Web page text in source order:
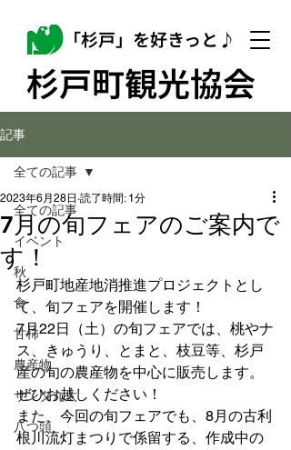
「杉戸」を好きっと♪
杉戸町観光協会
記事
全ての記事
イベント
秋
食
甘柿
農産物
サンタ丸太
八つ頭
全ての記事
7月の旬フェアのご案内で
す！
2023年6月28日 読了時間: 1分
杉戸町地産地消推進プロジェクトとし
て、旬フェアを開催します！
7月22日（土）の旬フェアでは、桃やナ
ス、きゅうり、とまと、枝豆等、杉戸
産の旬の農産物を中心に販売します。
ぜひお越しください！
また、今回の旬フェアでも、8月の古利
根川流灯まつりで係留する、作成中の